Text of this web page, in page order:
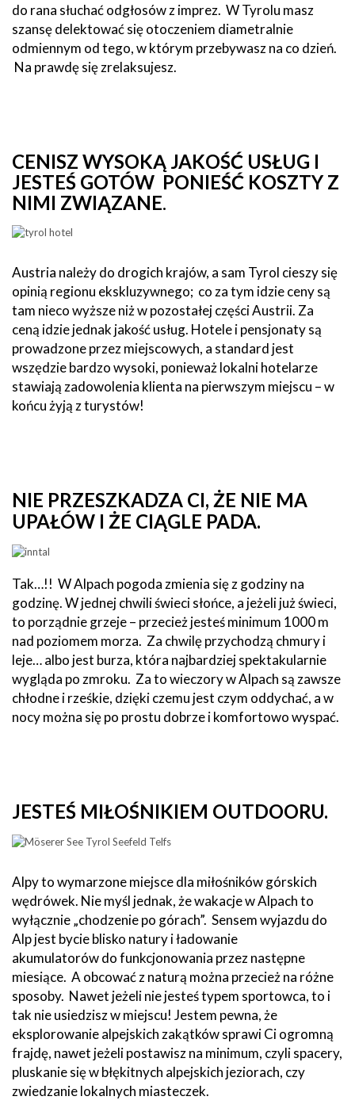
do rana słuchać odgłosów z imprez. W Tyrolu masz
szansę delektować się otoczeniem diametralnie
odmiennym od tego, w którym przebywasz na co dzień.
Na prawdę się zrelaksujesz.
CENISZ WYSOKĄ JAKOŚĆ USŁUG I
JESTEŚ GOTÓW PONIEŚĆ KOSZTY Z
NIMI ZWIĄZANE.
Austria należy do drogich krajów, a sam Tyrol cieszy się
opinią regionu ekskluzywnego; co za tym idzie ceny są
tam nieco wyższe niż w pozostałej części Austrii. Za
ceną idzie jednak jakość usług. Hotele i pensjonaty są
prowadzone przez miejscowych, a standard jest
wszędzie bardzo wysoki, ponieważ lokalni hotelarze
stawiają zadowolenia klienta na pierwszym miejscu – w
końcu żyją z turystów!
NIE PRZESZKADZA CI, ŻE NIE MA
UPAŁÓW I ŻE CIĄGLE PADA.
Tak…!! W Alpach pogoda zmienia się z godziny na
godzinę. W jednej chwili świeci słońce, a jeżeli już świeci,
to porządnie grzeje – przecież jesteś minimum 1000 m
nad poziomem morza. Za chwilę przychodzą chmury i
leje… albo jest burza, która najbardziej spektakularnie
wygląda po zmroku. Za to wieczory w Alpach są zawsze
chłodne i rześkie, dzięki czemu jest czym oddychać, a w
nocy można się po prostu dobrze i komfortowo wyspać.
JESTEŚ MIŁOŚNIKIEM OUTDOORU.
Alpy to wymarzone miejsce dla miłośników górskich
wędrówek. Nie myśl jednak, że wakacje w Alpach to
wyłącznie „chodzenie po górach”. Sensem wyjazdu do
Alp jest bycie blisko natury i ładowanie
akumulatorów do funkcjonowania przez następne
miesiące. A obcować z naturą można przecież na różne
sposoby. Nawet jeżeli nie jesteś typem sportowca, to i
tak nie usiedzisz w miejscu! Jestem pewna, że
eksplorowanie alpejskich zakątków sprawi Ci ogromną
frajdę, nawet jeżeli postawisz na minimum, czyli spacery,
pluskanie się w błękitnych alpejskich jeziorach, czy
zwiedzanie lokalnych miasteczek.